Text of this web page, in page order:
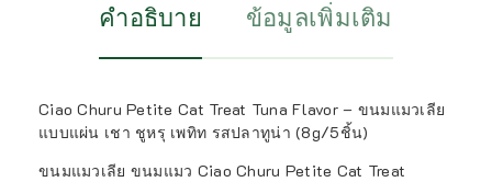
คำอธิบาย ข้อมูลเพิ่มเติม
Ciao Churu Petite Cat Treat Tuna Flavor – ขนมแมวเลีย
แบบแผ่น เชา ชูหรุ เพทิท รสปลาทูน่า (8g/5ชิ้น)
ขนมแมวเลีย ขนมแมว Ciao Churu Petite Cat Treat